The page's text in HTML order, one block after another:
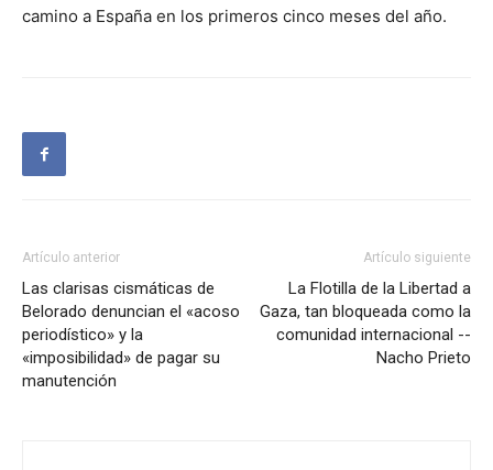
camino a España en los primeros cinco meses del año.
Artículo anterior
Las clarisas cismáticas de
Belorado denuncian el «acoso
periodístico» y la
«imposibilidad» de pagar su
manutención
Artículo siguiente
La Flotilla de la Libertad a
Gaza, tan bloqueada como la
comunidad internacional --
Nacho Prieto